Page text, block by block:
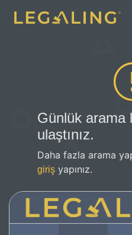
Günlük arama
ulaştınız.
Daha fazla arama
giriş yapınız.